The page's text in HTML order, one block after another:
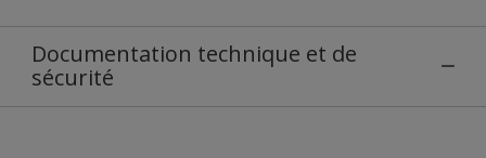
Documentation technique et de
sécurité